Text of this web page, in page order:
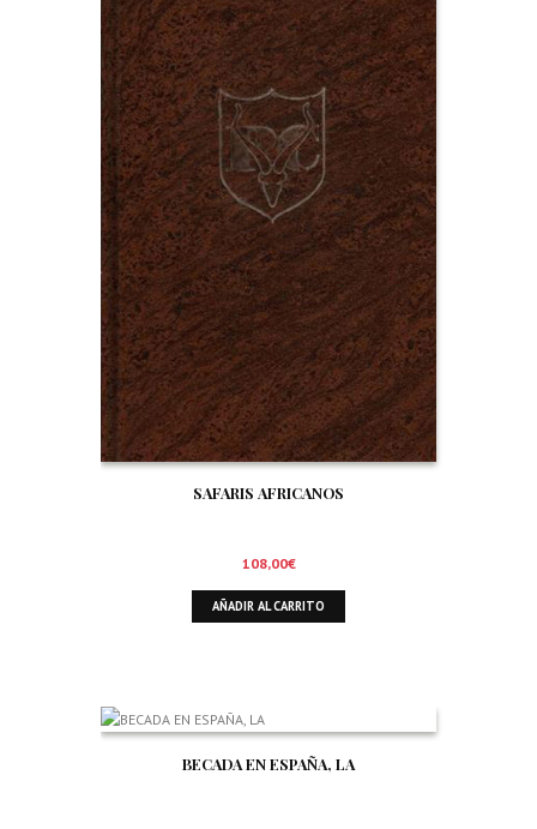
SAFARIS AFRICANOS
108,00€
AÑADIR AL CARRITO
BECADA EN ESPAÑA, LA